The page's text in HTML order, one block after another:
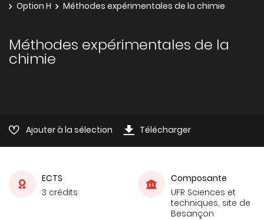
Option H
Méthodes expérimentales de la chimie
Méthodes expérimentales de la
chimie
Ajouter à la sélection Télécharger
ECTS
3 crédits
Composante
UFR Sciences et
techniques, site de
Besançon